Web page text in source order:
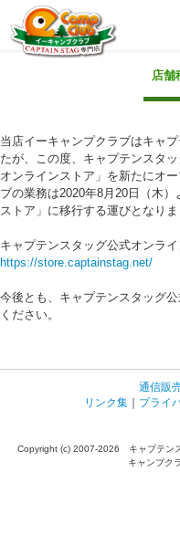
キャプテ
店舗
当店イーキャンプクラブはキャ
たが、この度、キャプテンスタ
オンラインストア」を新たにオ
ブの業務は2020年8月20日（木
ストア」に移行する運びとなりま
キャプテンスタッグ公式オンラ
https://store.captainstag.net/
今後とも、キャプテンスタッグ
ください。
通信販
リンク集 ｜ プライ
Copyright (c) 2007-2026 キャプテン
キャンプク